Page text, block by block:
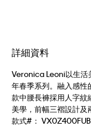
詳細資料
Veronica Leoni以生
年春季系列。融入感性
款中腰長褲採用人字紋
美學，前幅三褶設計及
款式#： VX0Z400FUB